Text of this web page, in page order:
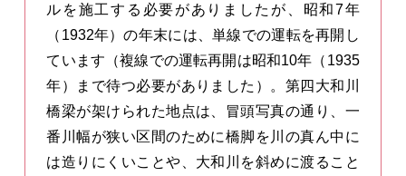
ルを施工する必要がありましたが、昭和7年
（1932年）の年末には、単線での運転を再開し
ています（複線での運転再開は昭和10年（1935
年）まで待つ必要がありました）。第四大和川
橋梁が架けられた地点は、冒頭写真の通り、一
番川幅が狭い区間のために橋脚を川の真ん中に
は造りにくいことや、大和川を斜めに渡ること